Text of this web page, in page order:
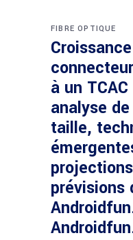
FIBRE OPTIQUE
à un
analyse
taille,
prévisions